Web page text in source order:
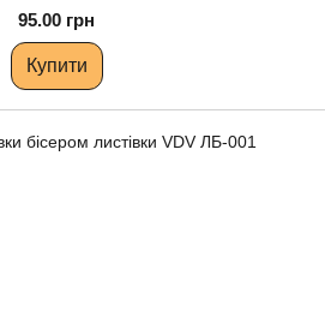
95.00 грн
Купити